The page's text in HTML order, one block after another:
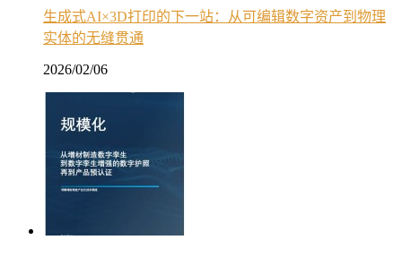
生成式AI×3D打印的下一站：从可编辑数字资产到物理
实体的无缝贯通
2026/02/06